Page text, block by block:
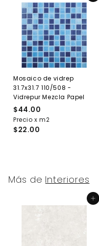
Mosaico de vidrep
31.7x31.7 110/508 -
Vidrepur Mezcla Papel
$44.00
4
Precio x m2
$22.00
Más de Interiores
Agregar al carrito